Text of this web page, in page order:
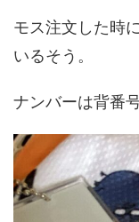
モス注文した時
いるそう。
ナンバーは背番